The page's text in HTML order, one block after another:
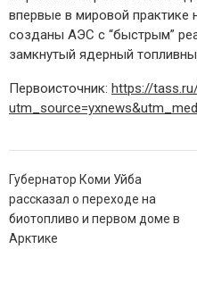
впервые в мировой
созданы АЭС с “быстрым”
замкнутый ядерный
Первоисточник: https://
Навигация
по
записям
Губернатор Коми Уйба
рассказал о переходе на
биотопливо и первом доме в
Арктике